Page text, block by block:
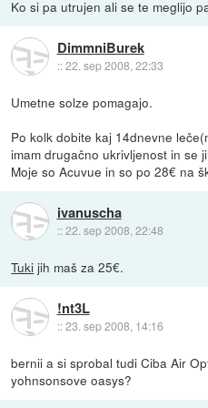
Ko si pa utrujen ali se te meglijo
DimmniBurek
::22. sep 2008, 22:33
Umetne solze pomagajo.
Po kolk dobite kaj 14dnevne
imam drugačno ukrivljenost in se
Moje so Acuvue in so po 28€ na
ivanuscha
::22. sep 2008, 22:48
Tuki jih maš za 25€.
!nt3L
::23. sep 2008, 14:16
bernii a si sprobal tudi Ciba Air
yohnsonsove oasys?